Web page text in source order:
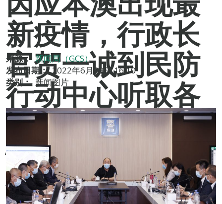
新疫情，行政长
官贺一诚到民防
行动中心听取各
部门汇报应对疫
情的工作部署及
作出工作指示。
来源： 新闻局（GCS）
发布日期： 2022年6月19日 16:10
类别： 新闻图片